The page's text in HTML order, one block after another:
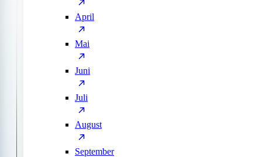
April
Mai
Juni
Juli
August
September